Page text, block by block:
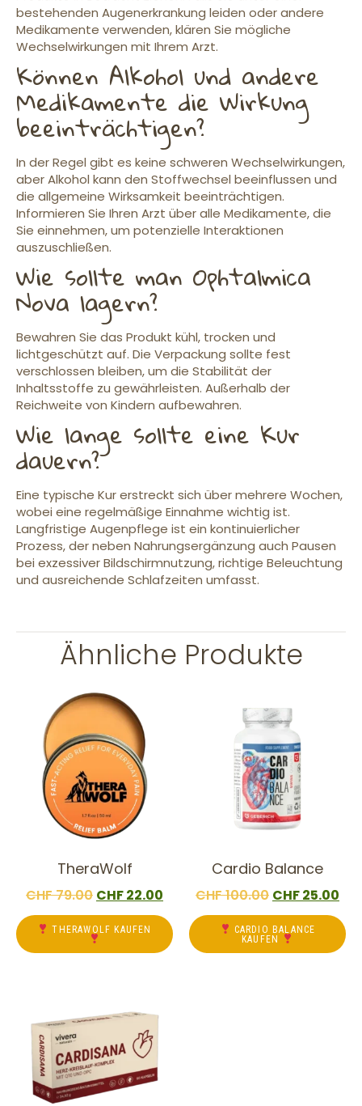
bestehenden Augenerkrankung leiden oder andere
Medikamente verwenden, klären Sie mögliche
Wechselwirkungen mit Ihrem Arzt.
Können Alkohol und andere
Medikamente die Wirkung
beeinträchtigen?
In der Regel gibt es keine schweren Wechselwirkungen,
aber Alkohol kann den Stoffwechsel beeinflussen und
die allgemeine Wirksamkeit beeinträchtigen.
Informieren Sie Ihren Arzt über alle Medikamente, die
Sie einnehmen, um potenzielle Interaktionen
auszuschließen.
Wie sollte man Ophtalmica
Nova lagern?
Bewahren Sie das Produkt kühl, trocken und
lichtgeschützt auf. Die Verpackung sollte fest
verschlossen bleiben, um die Stabilität der
Inhaltsstoffe zu gewährleisten. Außerhalb der
Reichweite von Kindern aufbewahren.
Wie lange sollte eine Kur
dauern?
Eine typische Kur erstreckt sich über mehrere Wochen,
wobei eine regelmäßige Einnahme wichtig ist.
Langfristige Augenpflege ist ein kontinuierlicher
Prozess, der neben Nahrungsergänzung auch Pausen
bei exzessiver Bildschirmnutzung, richtige Beleuchtung
und ausreichende Schlafzeiten umfasst.
Ähnliche Produkte
TheraWolf
CHF79.00 CHF22.00
THERAWOLF KAUFEN
Cardio Balance
CHF100.00 CHF25.00
CARDIO BALANCE
KAUFEN